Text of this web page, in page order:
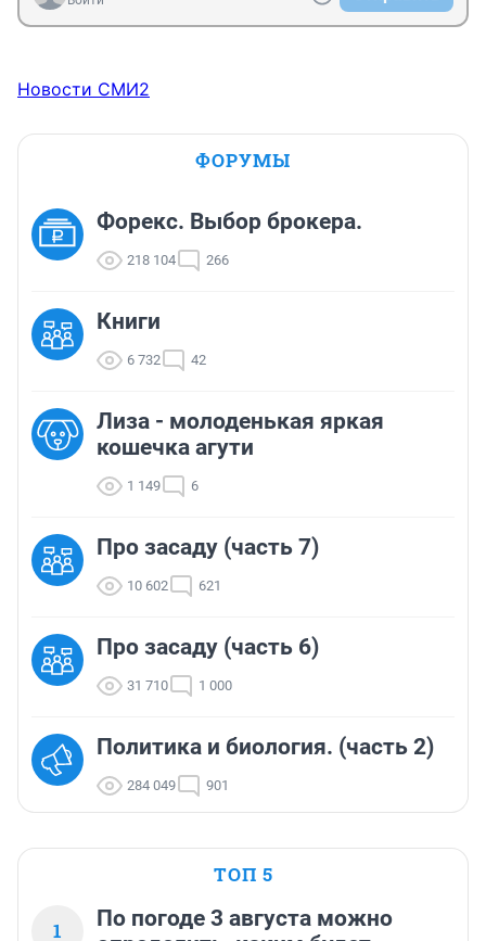
Новости СМИ2
ФОРУМЫ
Форекс. Выбор брокера.
218 104 266
Книги
6 732 42
Лиза - молоденькая яркая
кошечка агути
1 149 6
Про засаду (часть 7)
10 602 621
Про засаду (часть 6)
31 710 1 000
Политика и биология. (часть 2)
284 049 901
ТОП 5
1
По погоде 3 августа можно